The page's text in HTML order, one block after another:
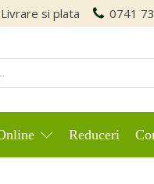
Livrare si plata 0741
Reduceri